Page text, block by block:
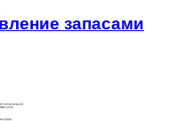
запасами